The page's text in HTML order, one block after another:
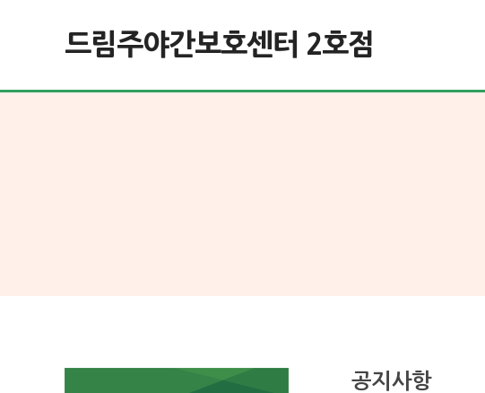
드림주야간보호센터 2호점
공지사항